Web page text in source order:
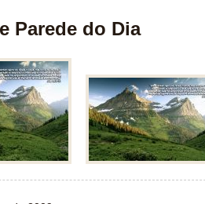
Parede do Dia